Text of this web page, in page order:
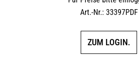
Art.-Nr.: 33397PDF
ZUM LOGIN.